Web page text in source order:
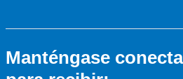
Manténgase